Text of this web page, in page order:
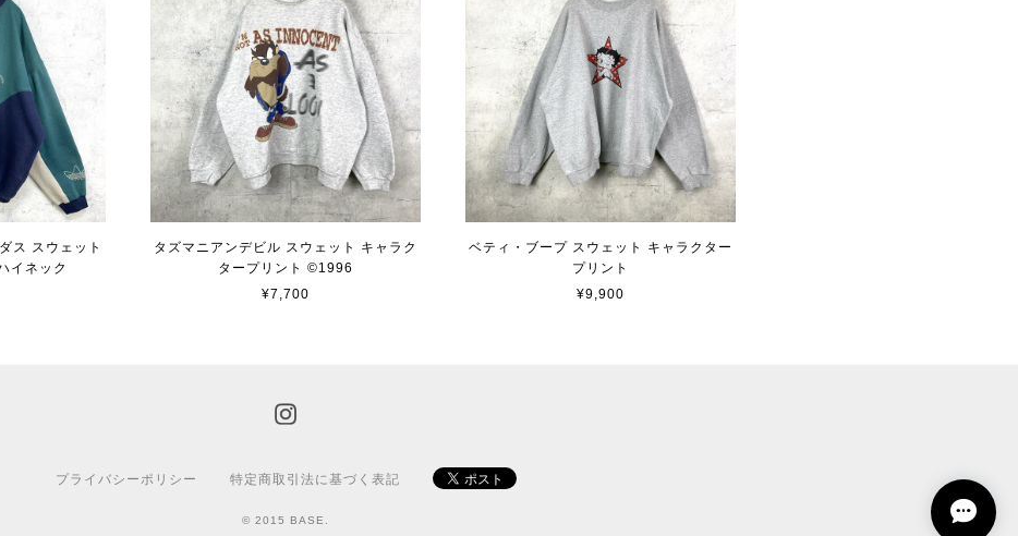
ス スウェット
イネック
タズマニアンデビル スウェット キャラク
タープリント ©︎1996
¥7,700
ベティ・ブープ スウェット キャラクター
プリント
¥9,900
プライバシーポリシー 特定商取引法に基づく表記
© 2015 BASE.